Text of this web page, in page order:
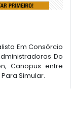
Em Consórcio
Do
Canopus entre
Simular.